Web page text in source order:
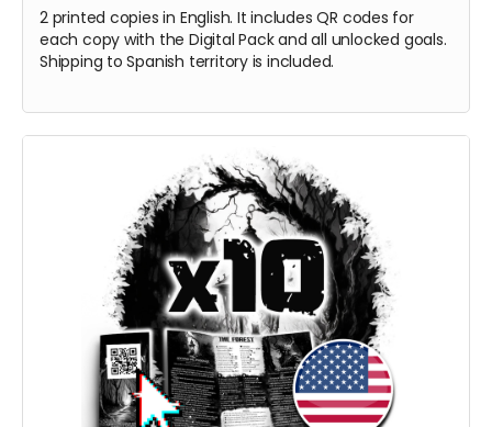
2 printed copies in English. It includes QR codes for
each copy with the Digital Pack and all unlocked goals.
Shipping to Spanish territory is included.